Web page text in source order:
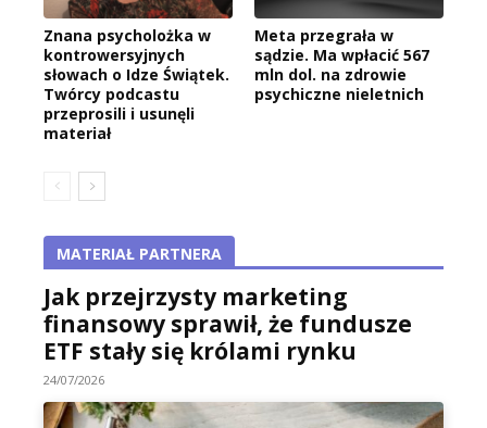
Znana psycholożka w
kontrowersyjnych
słowach o Idze Świątek.
Twórcy podcastu
przeprosili i usunęli
materiał
Meta przegrała w
sądzie. Ma wpłacić 567
mln dol. na zdrowie
psychiczne nieletnich
MATERIAŁ PARTNERA
Jak przejrzysty marketing
finansowy sprawił, że fundusze
ETF stały się królami rynku
24/07/2026